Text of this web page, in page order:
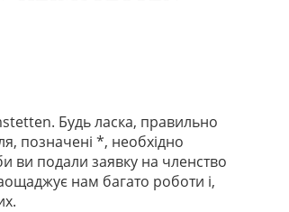
Будь ласка, правильно
позначені *, необхідно
ви подали заявку на членство
нам багато роботи і,